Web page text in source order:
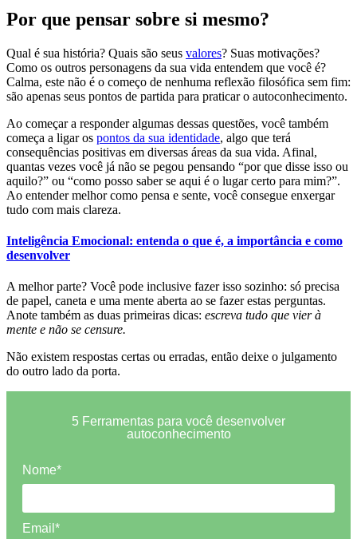
Por que pensar sobre si mesmo?
Qual é sua história? Quais são seus valores? Suas motivações?
Como os outros personagens da sua vida entendem que você é?
Calma, este não é o começo de nenhuma reflexão filosófica sem fim:
são apenas seus pontos de partida para praticar o autoconhecimento.
Ao começar a responder algumas dessas questões, você também
começa a ligar os pontos da sua identidade, algo que terá
consequências positivas em diversas áreas da sua vida. Afinal,
quantas vezes você já não se pegou pensando “por que disse isso ou
aquilo?” ou “como posso saber se aqui é o lugar certo para mim?”.
Ao entender melhor como pensa e sente, você consegue enxergar
tudo com mais clareza.
Inteligência Emocional: entenda o que é, a importância e como
desenvolver
A melhor parte? Você pode inclusive fazer isso sozinho: só precisa
de papel, caneta e uma mente aberta ao se fazer estas perguntas.
Anote também as duas primeiras dicas: escreva tudo que vier à
mente e não se censure.
Não existem respostas certas ou erradas, então deixe o julgamento
do outro lado da porta.
5 Ferramentas para você desenvolver
autoconhecimento
Nome*
Email*